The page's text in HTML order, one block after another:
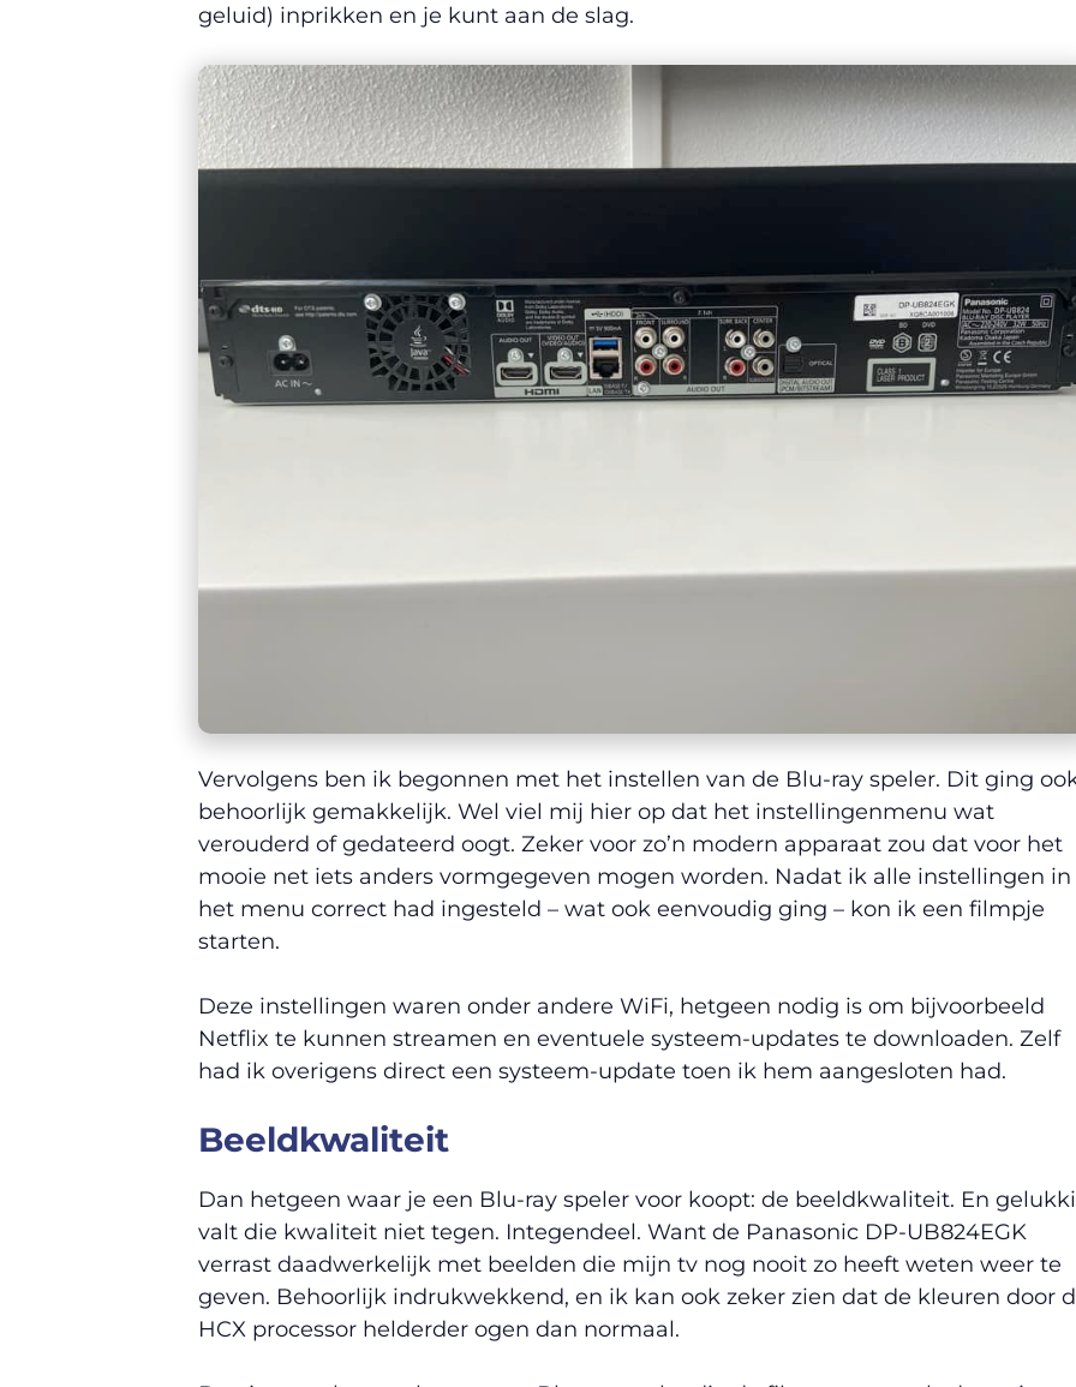
geluid) inprikken en je kunt aan de slag.
Vervolgens ben ik begonnen met het instellen van de Blu-ray speler. Dit ging
behoorlijk gemakkelijk. Wel viel mij hier op dat het instellingenmenu wat
verouderd of gedateerd oogt. Zeker voor zo’n modern apparaat zou dat voor het
mooie net iets anders vormgegeven mogen worden. Nadat ik alle instellingen in
het menu correct had ingesteld – wat ook eenvoudig ging – kon ik een filmpje
starten.
Deze instellingen waren onder andere WiFi, hetgeen nodig is om bijvoorbeeld
Netflix te kunnen streamen en eventuele systeem-updates te downloaden. Zelf
had ik overigens direct een systeem-update toen ik hem aangesloten had.
Beeldkwaliteit
Dan hetgeen waar je een Blu-ray speler voor koopt: de beeldkwaliteit. En
valt die kwaliteit niet tegen. Integendeel. Want de Panasonic DP-UB824EGK
verrast daadwerkelijk met beelden die mijn tv nog nooit zo heeft weten weer te
geven. Behoorlijk indrukwekkend, en ik kan ook zeker zien dat de kleuren door
HCX processor helderder ogen dan normaal.